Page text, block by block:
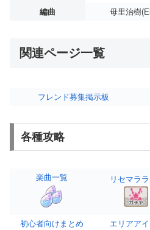
編曲
母里治樹
関連ページ一覧
フレンド募集掲示板
各種攻略
楽曲一覧 リセマラ
初心者向けまとめ エリアア